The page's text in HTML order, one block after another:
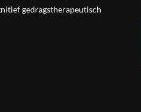
gedragstherapeutisch